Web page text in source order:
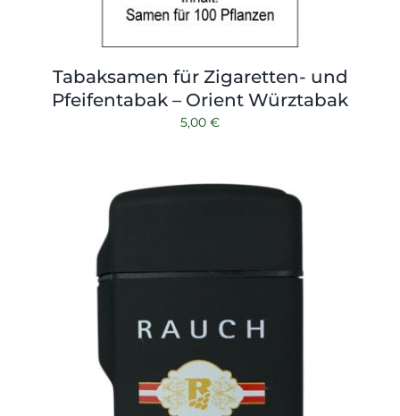
Tabaksamen für Zigaretten- und
Pfeifentabak – Orient Würztabak
5,00 €